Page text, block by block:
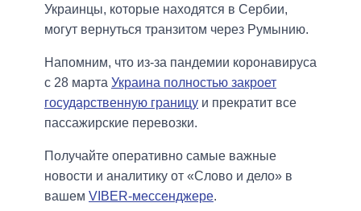
Украинцы, которые находятся в Сербии,
могут вернуться транзитом через Румынию.
Напомним, что из-за пандемии коронавируса
с 28 марта Украина полностью закроет
государственную границу и прекратит все
пассажирские перевозки.
Получайте оперативно самые важные
новости и аналитику от «Слово и дело» в
вашем VIBER-мессенджере.